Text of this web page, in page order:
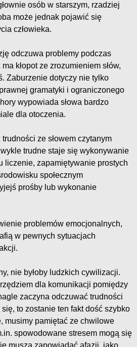
osób w starszym, rzadziej
może jednak pojawić się
człowieka.
odczuwa problemy podczas
kłopot ze zrozumieniem słów,
Zaburzenie dotyczy nie tylko
gramatyki i ograniczonego
wypowiada słowa bardzo
dla otoczenia.
ze słowem czytanym
trudne staje się wykonywanie
liczenie, zapamiętywanie prostych
społecznym
prośby lub wykonanie
problemów emocjonalnych,
w pewnych sytuacjach
nie byłoby ludzkich cywilizacji.
dla komunikacji pomiędzy
zaczyna odczuwać trudności
to zostanie ten fakt dość szybko
musimy pamiętać ze chwilowe
spowodowane stresem mogą się
muszą zapowiadać afazji, jako